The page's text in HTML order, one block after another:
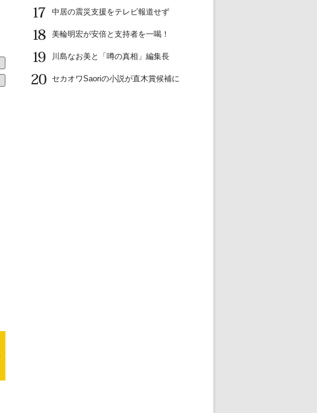
17
中居の震災支援をテレビ報道せず
18
美輪明宏が安倍と支持者を一喝！
19
川島なお美と「噂の真相」編集長
20
セカオワSaoriの小説が直木賞候補に